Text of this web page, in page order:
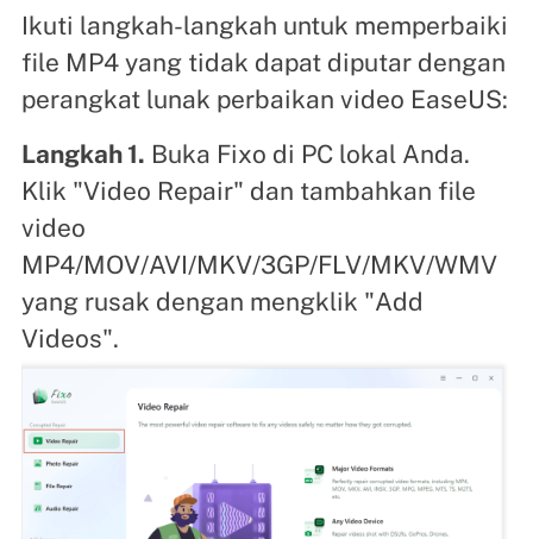
Ikuti langkah-langkah untuk memperbaiki
file MP4 yang tidak dapat diputar dengan
perangkat lunak perbaikan video EaseUS:
Langkah 1. Buka Fixo di PC lokal Anda.
Klik "Video Repair" dan tambahkan file
video
MP4/MOV/AVI/MKV/3GP/FLV/MKV/WMV
yang rusak dengan mengklik "Add
Videos".